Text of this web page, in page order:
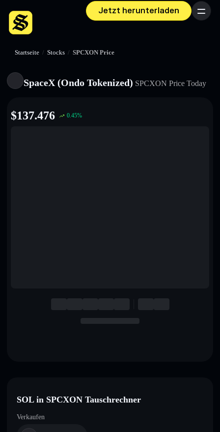
Jetzt herunterladen Menü
Startseite / Stocks / SPCXON Price
SpaceX (Ondo Tokenized) SPCXON Price Today
$137.476 0.45%
SOL in SPCXON Tauschrechner
Verkaufen